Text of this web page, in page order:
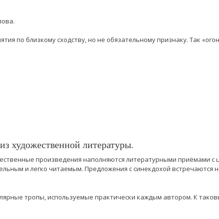
по близкому сходству, но не обязательному признаку. Так
художественной литературы.
произведения наполняются литературными приёмами с
и легко читаемым. Предложения с синекдохой встречаются
тропы, используемые практически каждым автором. К